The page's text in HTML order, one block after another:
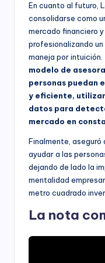
En cuanto al futuro,
consolidarse como
mercado financiero
profesionalizando
maneja por intuición.
modelo de
personas puedan
y eficiente,
datos para
mercado en
Finalmente, aseguró
ayudar a las
dejando de lado la
mentalidad
metro cuadrado
La nota